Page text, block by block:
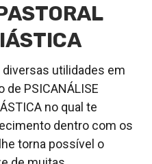
utilidades em
PSICANÁLISE
no qual te
dentro com os
torna possível o